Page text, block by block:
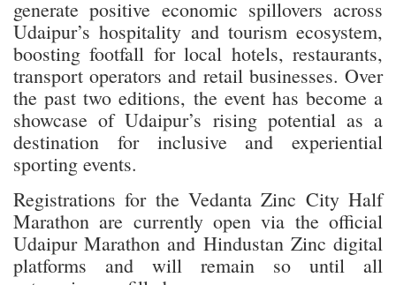
generate positive economic spillovers across
Udaipur’s hospitality and tourism ecosystem,
boosting footfall for local hotels, restaurants,
transport operators and retail businesses. Over
the past two editions, the event has become a
showcase of Udaipur’s rising potential as a
destination for inclusive and experiential
sporting events.
Registrations for the Vedanta Zinc City Half
Marathon are currently open via the official
Udaipur Marathon and Hindustan Zinc digital
platforms and will remain so until all